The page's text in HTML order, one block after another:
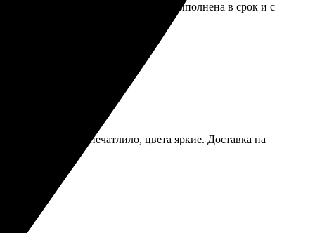
высоте. Радует, что работа была выполнена в срок и с
печати впечатлило, цвета яркие. Доставка на